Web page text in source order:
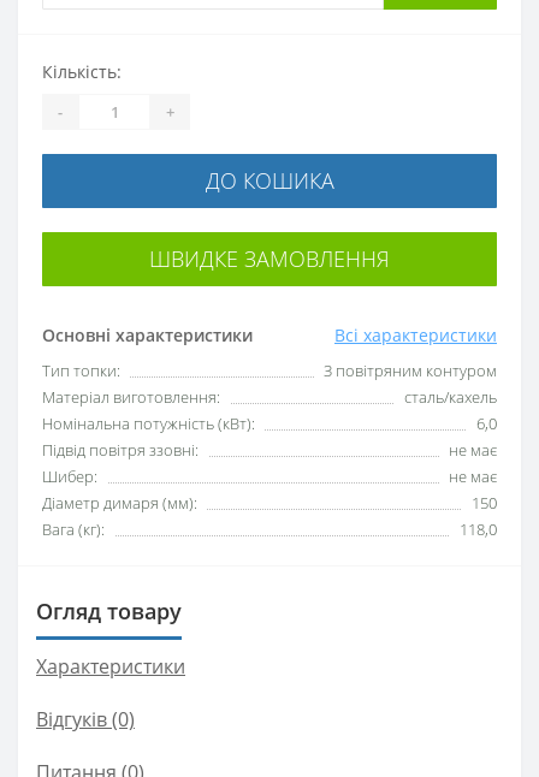
Основні характеристики Всі характеристики
Тип топки:
З повітряним контуром
Матеріал виготовлення:
сталь/кахель
Номінальна потужність (кВт):
6,0
Підвід повітря ззовні:
не має
Шибер:
не має
Діаметр димаря (мм):
150
Вага (кг):
118,0
Кількість:
- +
ДО КОШИКА
ШВИДКЕ ЗАМОВЛЕННЯ
Огляд товару
Характеристики
Відгуків (0)